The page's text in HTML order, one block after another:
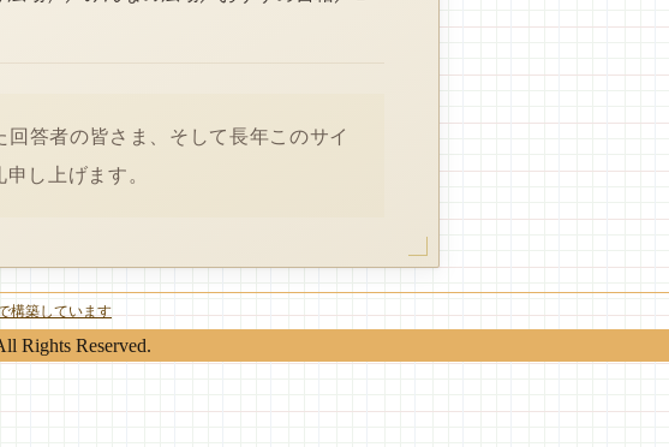
答者の皆さま、そして長年このサイ
し上げます。
構築しています
Rights Reserved.